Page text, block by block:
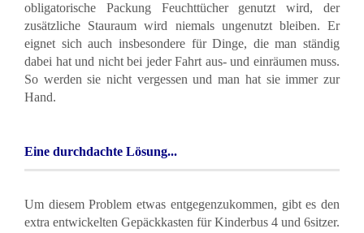
obligatorische Packung Feuchttücher genutzt wird, der
zusätzliche Stauraum wird niemals ungenutzt bleiben. Er
eignet sich auch insbesondere für Dinge, die man ständig
dabei hat und nicht bei jeder Fahrt aus- und einräumen muss.
So werden sie nicht vergessen und man hat sie immer zur
Hand.
Eine durchdachte Lösung...
Um diesem Problem etwas entgegenzukommen, gibt es den
extra entwickelten Gepäckkasten fürKinderbus 4 und 6sitzer.